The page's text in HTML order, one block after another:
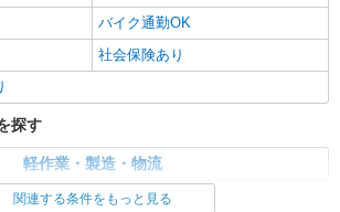
バイク通勤OK
社会保険あり
探す
軽作業・製造・物流
探す
関連する条件をもっと見る